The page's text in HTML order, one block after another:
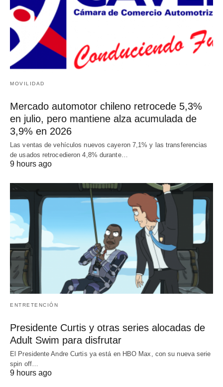
MOVILIDAD
Mercado automotor chileno retrocede 5,3%
en julio, pero mantiene alza acumulada de
3,9% en 2026
Las ventas de vehículos nuevos cayeron 7,1% y las transferencias
de usados retrocedieron 4,8% durante…
9 hours ago
ENTRETENCIÓN
Presidente Curtis y otras series alocadas de
Adult Swim para disfrutar
El Presidente Andre Curtis ya está en HBO Max, con su nueva serie
spin off…
9 hours ago